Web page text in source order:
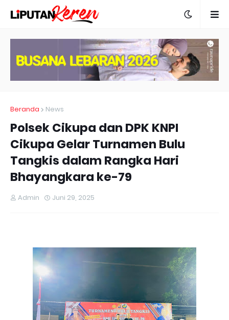
Beranda News
Polsek Cikupa dan DPK KNPI
Cikupa Gelar Turnamen Bulu
Tangkis dalam Rangka Hari
Bhayangkara ke-79
Admin Juni 29, 2025